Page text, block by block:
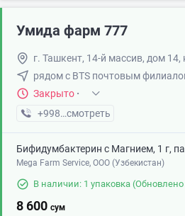
Умида фарм 777
г. Ташкент, 14-й массив, дом 14,
рядом с BTS почтовым
Закрыто ·
+998 (91) XXX-XX-XX
смотреть
Бифидумбактерин с Магнием, 1 г,
Mega Farm Service, ООО (Узбекистан)
В наличии: 1 упаковка
8 600 сум